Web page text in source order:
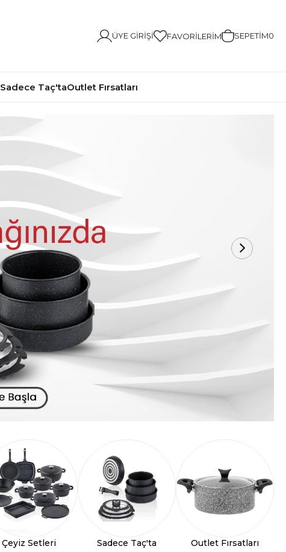
ÜYE GIRIŞI FAVORILERIM SEPETIM0
Sadece Taç'taOutlet Fırsatları
Çeyiz Setleri Sadece Taç'ta Outlet Fırsatları